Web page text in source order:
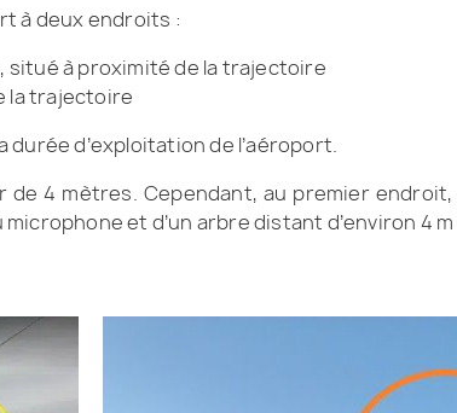
à deux endroits :
situé à proximité de la trajectoire
la trajectoire
d’exploitation de l’aéroport.
4 mètres. Cependant, au premier
et d’un arbre distant d’environ 4